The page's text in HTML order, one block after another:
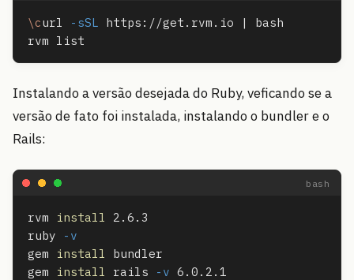
\curl -sSL https://get.rvm.io | bash
Instalando a versão desejada do Ruby, veficando se a
versão de fato foi instalada, instalando o bundler e o
Rails:
rvm install 2.6.3
ruby
-v
gem
install bundler
gem
install rails -v